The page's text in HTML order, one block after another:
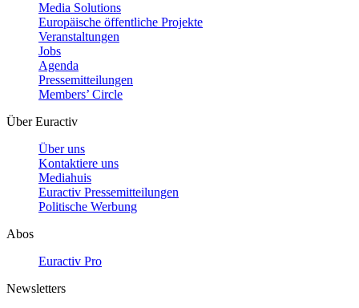
Media Solutions
Europäische öffentliche Projekte
Veranstaltungen
Jobs
Agenda
Pressemitteilungen
Members’ Circle
Über Euractiv
Über uns
Kontaktiere uns
Mediahuis
Euractiv Pressemitteilungen
Politische Werbung
Abos
Euractiv Pro
Newsletters